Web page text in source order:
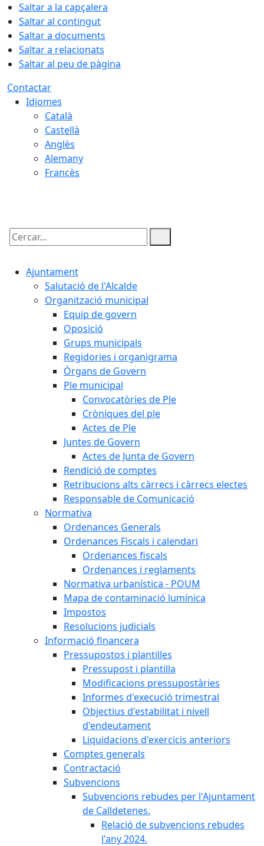
Saltar a la capçalera
Saltar al contingut
Saltar a documents
Saltar a relacionats
Saltar al peu de pàgina
Contactar
Idiomes
Català
Castellà
Anglès
Alemany
Francès
Cercar:
Ajuntament
Salutació de l'Alcalde
Organització municipal
Equip de govern
Oposició
Grups municipals
Regidories i organigrama
Òrgans de Govern
Ple municipal
Convocatòries de Ple
Cròniques del ple
Actes de Ple
Juntes de Govern
Actes de Junta de Govern
Rendició de comptes
Retribucions alts càrrecs i càrrecs electes
Responsable de Comunicació
Normativa
Ordenances Generals
Ordenances Fiscals i calendari
Ordenances fiscals
Ordenances i reglaments
Normativa urbanística - POUM
Mapa de contaminació lumínica
Impostos
Resolucions judicials
Informació financera
Pressupostos i plantilles
Pressupost i plantilla
Modificacions pressupostàries
Informes d'execució trimestral
Objectius d'estabilitat i nivell
d'endeutament
Liquidacions d'exercicis anteriors
Comptes generals
Contractació
Subvencions
Subvencions rebudes per l'Ajuntament
de Calldetenes.
Relació de subvencions rebudes
l'any 2024.